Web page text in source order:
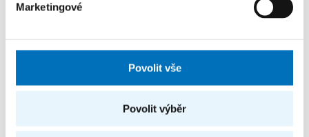
Marketingové
Povolit vše
Povolit výběr
Poisson-Lie T-plurality revisited. Is T-
AUTOŘI